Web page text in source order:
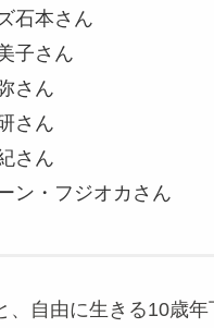
石本さん
子さん
さん
さん
さん
ン・フジオカさん
、自由に生きる10歳